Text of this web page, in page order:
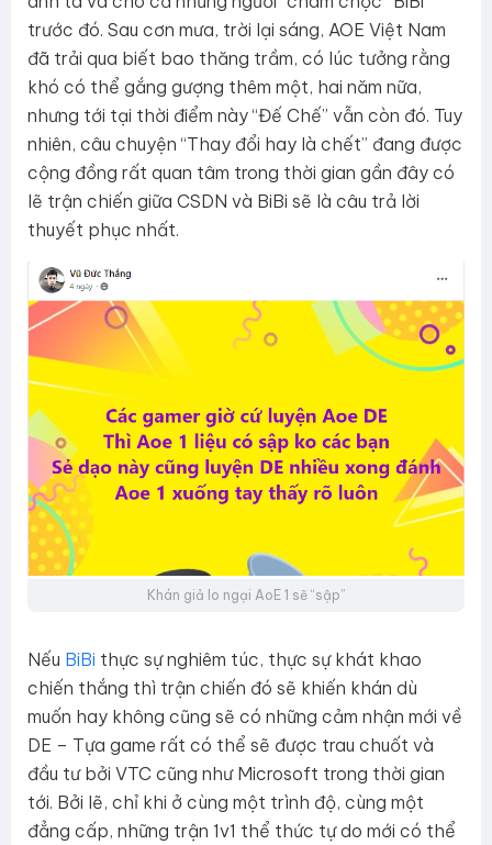
trước đó. Sau cơn mưa, trời lại sáng, AOE Việt Nam
đã trải qua biết bao thăng trầm, có lúc tưởng rằng
khó có thể gắng gượng thêm một, hai năm nữa,
nhưng tới tại thời điểm này “Đế Chế” vẫn còn đó. Tuy
nhiên, câu chuyện “Thay đổi hay là chết” đang được
cộng đồng rất quan tâm trong thời gian gần đây có
lẽ trận chiến giữa CSDN và BiBi sẽ là câu trả lời
thuyết phục nhất.
Khán giả lo ngại AoE 1 sẽ “sập”
Nếu BiBi thực sự nghiêm túc, thực sự khát khao
chiến thắng thì trận chiến đó sẽ khiến khán dù
muốn hay không cũng sẽ có những cảm nhận mới về
DE – Tựa game rất có thể sẽ được trau chuốt và
đầu tư bởi VTC cũng như Microsoft trong thời gian
tới. Bởi lẽ, chỉ khi ở cùng một trình độ, cùng một
đẳng cấp, những trận 1v1 thể thức tự do mới có thể